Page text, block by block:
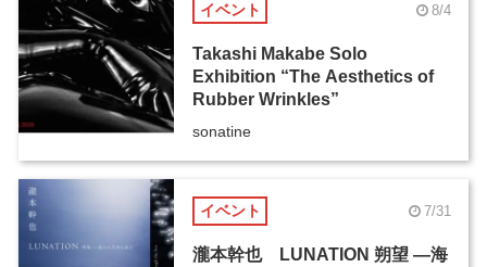
イベント 8/4
Takashi Makabe Solo
Exhibition “The Aesthetics of
Rubber Wrinkles”
sonatine
イベント 7/31
瀧本幹也 LUNATION 朔望 ―海